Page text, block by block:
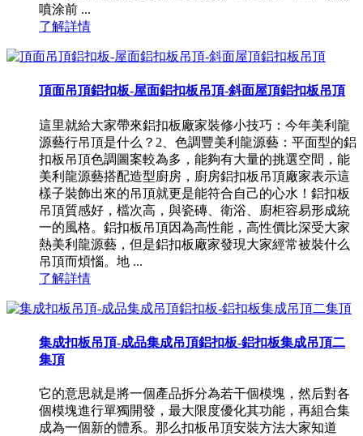
噴涂前 ...
了解詳情
頂面吊頂鋁扣板-屋面鋁扣板吊頂-斜面屋頂鋁扣板吊頂
這里就給大家帶來鋁扣板廠家裝修小技巧：今年美利龍
源藝行吊頂是什么？2、色調豐美利龍源藝：平面型的鋁
扣板吊頂色調圖案較為多，能夠有大量的挑選空間，能
美利龍源藝搭配造型廚房，廚房鋁扣板吊頂廠家表示這
樣子裝飾出來的吊頂就更是能符合自己的心水！鋁扣板
吊頂質感好，檔次高，與瓷磚、衛浴、廚柜容易形成統
一的風格。鋁扣板吊頂因為高性能，高性價比深受大家
熱美利龍源藝，但是鋁扣板廠家發現大家經常被裝什么
吊頂而煩惱。地 ...
了解詳情
集成扣板吊頂-成品集成吊頂鋁扣板-鋁扣板集成吊頂二
集頂
它的意思就是將一個產品拆分為若干個模塊，然后對各
個模塊進行單獨開發，最大限度優化其功能，再組合集
成為一個新的體系。那么扣板吊頂安裝方法大家知道